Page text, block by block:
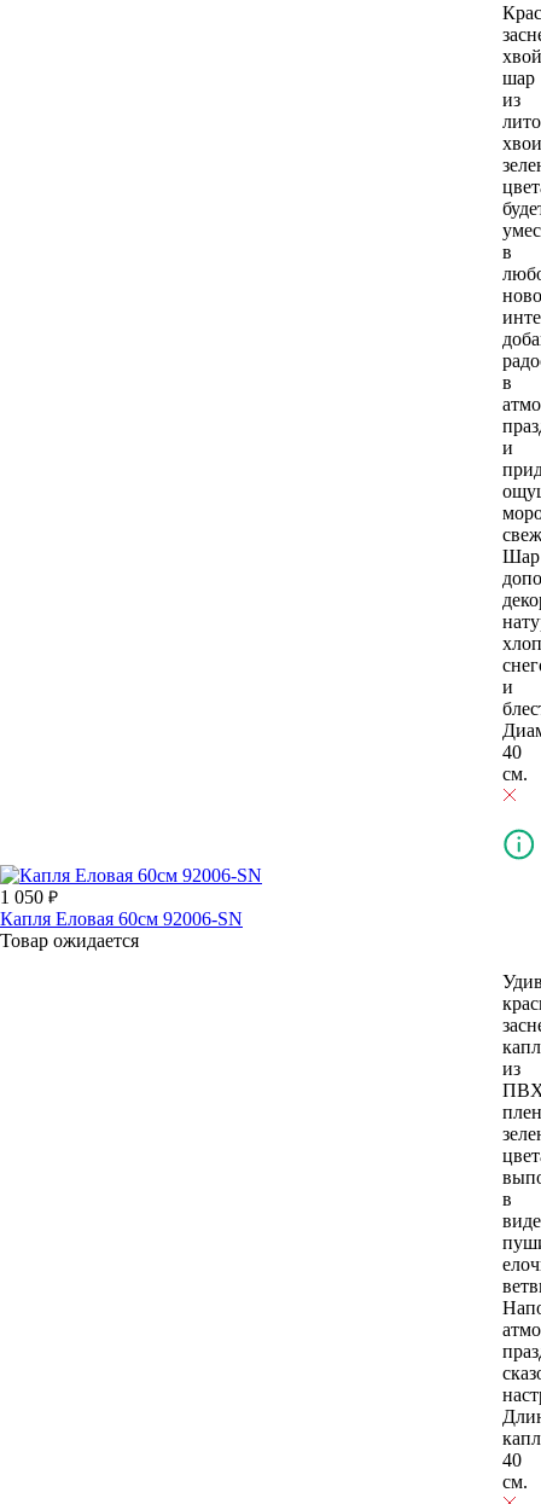
шар
из
хвои
в
в
и
Шар
и
40
см.
1 050
Капля Еловая 60см 92006-SN
Товар ожидается
из
в
виде
40
см.